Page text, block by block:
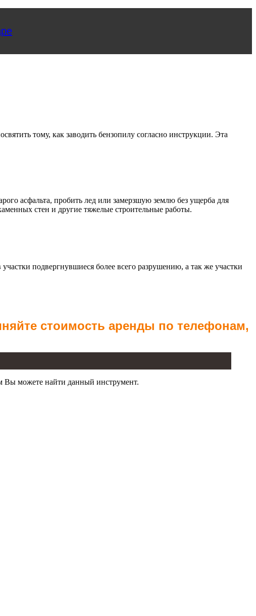
тому, как заводить бензопилу согласно инструкции. Эта
пробить лед или замерзшую землю без ущерба для
стен и другие тяжелые строительные работы.
подвергнувшиеся более всего разрушению, а так же участки
стоимость аренды по телефонам,
Вы можете найти данный инструмент.